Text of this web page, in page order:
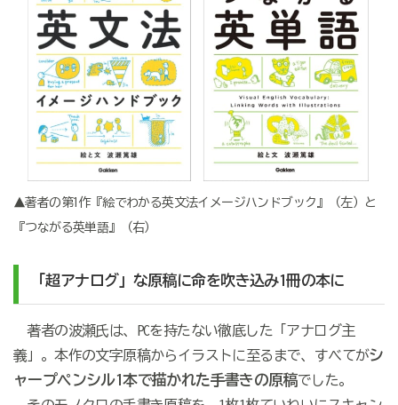
▲著者の第1作『絵でわかる英文法イメージハンドブック』（左）と
『つながる英単語』（右）
「超アナログ」な原稿に命を吹き込み1冊の本に
著者の波瀬氏は、PCを持たない徹底した「アナログ主
義」。本作の文字原稿からイラストに至るまで、すべてがシ
ャープペンシル1本で描かれた手書きの原稿でした。